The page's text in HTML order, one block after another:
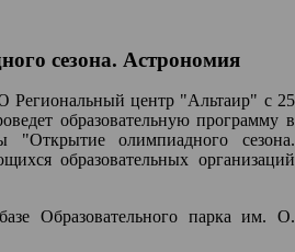
сезона. Астрономия
центр "Альтаир" с 25
образовательную программу в
"Открытие олимпиадного сезона.
образовательных организаций
Образовательного парка им. О.